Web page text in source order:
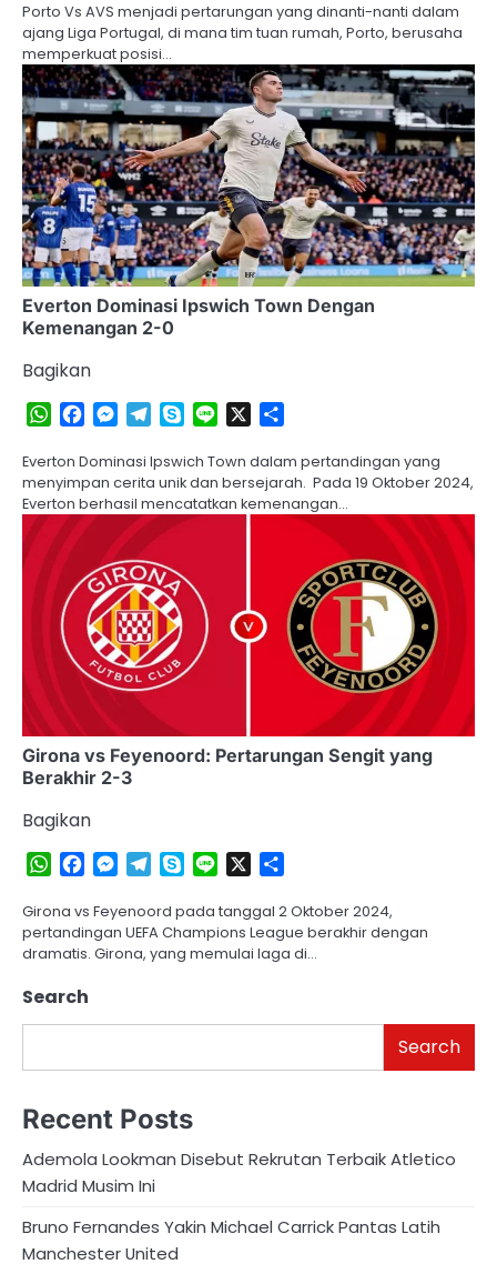
Porto Vs AVS menjadi pertarungan yang dinanti-nanti dalam
ajang Liga Portugal, di mana tim tuan rumah, Porto, berusaha
memperkuat posisi…
Everton Dominasi Ipswich Town Dengan
Kemenangan 2-0
Bagikan
WhatsApp
Facebook
Messenger
Telegram
SkypeLine
Everton Dominasi Ipswich Town dalam pertandingan yang
menyimpan cerita unik dan bersejarah. Pada 19 Oktober 2024,
Everton berhasil mencatatkan kemenangan…
Girona vs Feyenoord: Pertarungan Sengit yang
Berakhir 2-3
Bagikan
WhatsApp
Facebook
Messenger
Telegram
SkypeLine
Girona vs Feyenoord pada tanggal 2 Oktober 2024,
pertandingan UEFA Champions League berakhir dengan
dramatis. Girona, yang memulai laga di…
Search
Search
Recent Posts
Ademola Lookman Disebut Rekrutan Terbaik Atletico
Madrid Musim Ini
Bruno Fernandes Yakin Michael Carrick Pantas Latih
Manchester United